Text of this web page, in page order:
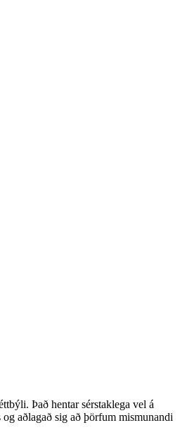
Það hentar sérstaklega vel á
aðlagað sig að þörfum mismunandi